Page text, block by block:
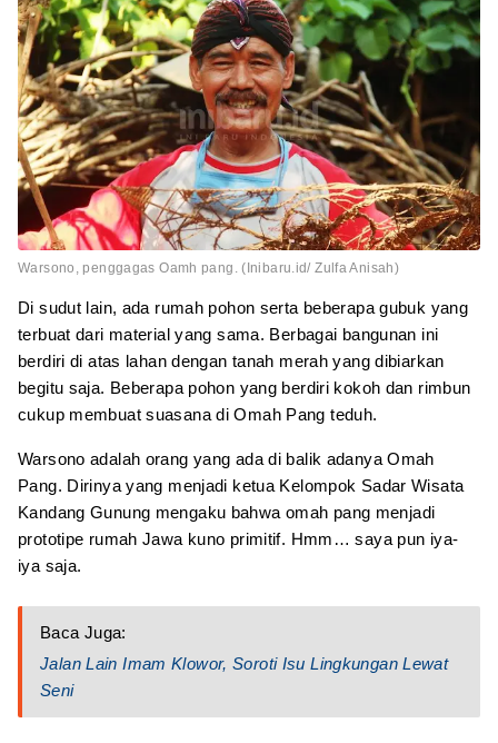
Warsono, penggagas Oamh pang. (Inibaru.id/ Zulfa Anisah)
Di sudut lain, ada rumah pohon serta beberapa gubuk yang
terbuat dari material yang sama. Berbagai bangunan ini
berdiri di atas lahan dengan tanah merah yang dibiarkan
begitu saja. Beberapa pohon yang berdiri kokoh dan rimbun
cukup membuat suasana di Omah Pang teduh.
Warsono adalah orang yang ada di balik adanya Omah
Pang. Dirinya yang menjadi ketua Kelompok Sadar Wisata
Kandang Gunung mengaku bahwa omah pang menjadi
prototipe rumah Jawa kuno primitif. Hmm… saya pun iya-
iya saja.
Baca Juga:
Jalan Lain Imam Klowor, Soroti Isu Lingkungan Lewat
Seni